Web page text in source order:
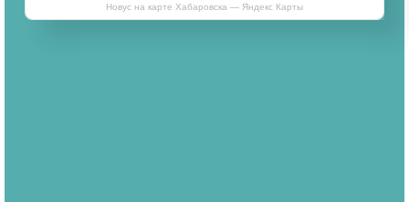
Новус на карте Хабаровска — Яндекс Карты